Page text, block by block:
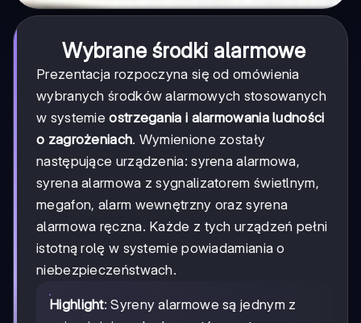
Wybrane środki alarmowe
Prezentacja rozpoczyna się od omówienia
wybranych środków alarmowych stosowanych
w systemieostrzegania i alarmowania ludności
o zagrożeniach. Wymienione zostały
następujące urządzenia: syrena alarmowa,
syrena alarmowa z sygnalizatorem świetlnym,
megafon, alarm wewnętrzny oraz syrena
alarmowa ręczna. Każde z tych urządzeń pełni
istotną rolę w systemie powiadamiania o
niebezpieczeństwach.
Highlight: Syreny alarmowe są jednym z